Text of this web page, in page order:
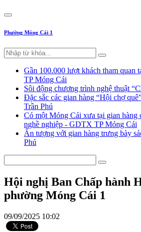
Phường Móng Cái 1
Gần 100.000 lượt khách tham quan
TP Móng Cái
Sôi động chương trình nghệ thuật
Đặc sắc các gian hàng “Hội chợ
Trần Phú
Có một Móng Cái xưa tại gian hàng
nghề nghiệp - GDTX TP Móng Cái
Ấn tượng với gian hàng trưng bày
Phú
Hội nghị Ban Chấp hành
phường Móng Cái 1
09/09/2025 10:02